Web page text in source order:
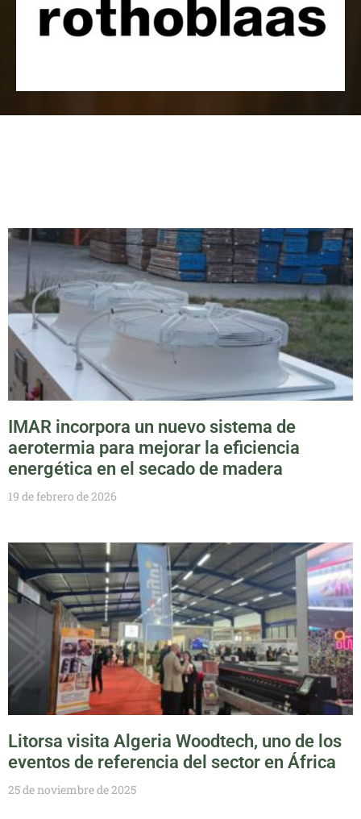
IMAR incorpora un nuevo sistema de
aerotermia para mejorar la eficiencia
energética en el secado de madera
19 de febrero de 2026
Litorsa visita Algeria Woodtech, uno de los
eventos de referencia del sector en África
25 de noviembre de 2025